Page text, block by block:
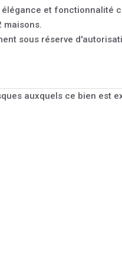
élégance et fonctionnalité
maisons.
sous réserve
auxquels ce bien est